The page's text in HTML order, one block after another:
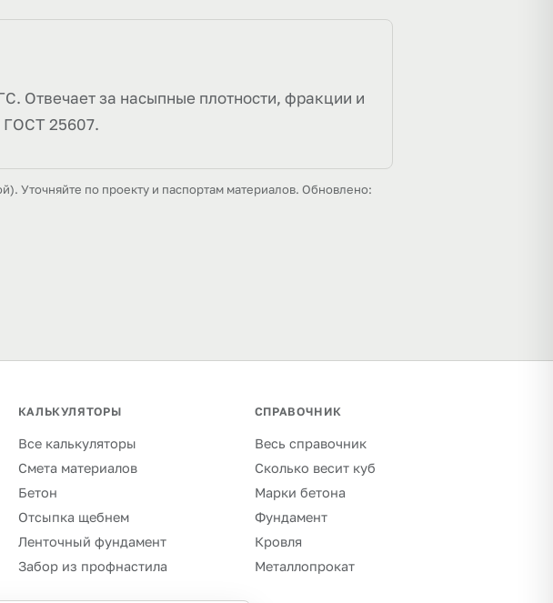
Отвечает за насыпные плотности, фракции и
ГОСТ 25607.
Уточняйте по проекту и паспортам материалов. Обновлено:
КАЛЬКУЛЯТОРЫ
Все калькуляторы
Смета материалов
Бетон
Отсыпка щебнем
Ленточный фундамент
Забор из профнастила
СПРАВОЧНИК
Весь справочник
Сколько весит куб
Марки бетона
Фундамент
Кровля
Металлопрокат